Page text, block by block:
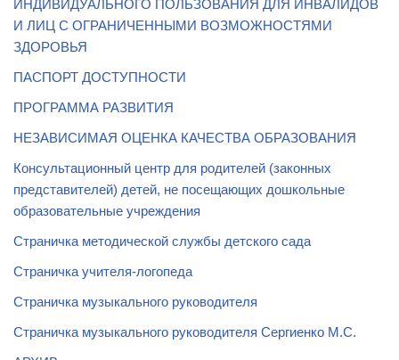
ИНДИВИДУАЛЬНОГО ПОЛЬЗОВАНИЯ ДЛЯ ИНВАЛИДОВ
И ЛИЦ С ОГРАНИЧЕННЫМИ ВОЗМОЖНОСТЯМИ
ЗДОРОВЬЯ
ПАСПОРТ ДОСТУПНОСТИ
ПРОГРАММА РАЗВИТИЯ
НЕЗАВИСИМАЯ ОЦЕНКА КАЧЕСТВА ОБРАЗОВАНИЯ
Консультационный центр для родителей (законных
представителей) детей, не посещающих дошкольные
образовательные учреждения
Страничка методической службы детского сада
Страничка учителя-логопеда
Страничка музыкального руководителя
Страничка музыкального руководителя Сергиенко М.С.